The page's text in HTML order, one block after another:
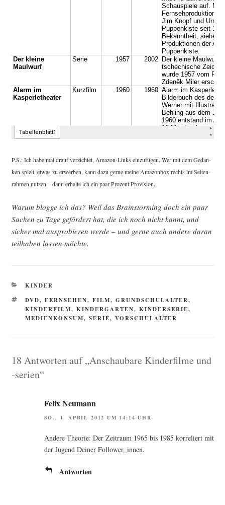
P.S.: Ich habe mal drauf ver­zich­tet, Ama­zon-Links ein­zu­fü­gen. Wer mit dem Gedan­
ken spielt, etwas zu erwer­ben, kann dazu ger­ne mei­ne Ama­zon­box rechts im Sei­ten­
rah­men nut­zen – dann erhal­te ich ein paar Pro­zent Provision.
War­um blog­ge ich das? Weil das Brain­stor­ming doch ein paar
Sachen zu Tage geför­dert hat, die ich noch nicht kannt, und
sicher mal aus­pro­bie­ren wer­de – und ger­ne auch ande­re dar­an
teil­ha­ben las­sen möchte.
KATEGORIEN
KINDER
SCHLAGWÖRTER
DVD, FERNSEHEN, FILM, GRUNDSCHULALTER,
KINDERFILM, KINDERGARTEN, KINDERSERIE,
MEDIENKONSUM, SERIE, VORSCHULALTER
18 Antworten auf „Anschaubare Kinderfilme und
‑serien“
Felix Neumann
SO., 1. APRIL 2012 UM 14:14 UHR
Ande­re Theo­rie: Der Zeit­raum 1965 bis 1985 kor­re­liert mit
der Jugend Dei­ner Follower_innen.
Antworten